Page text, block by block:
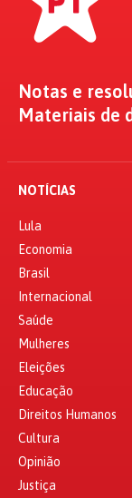
Notas e
Materiais de
NOTÍCIAS
Lula
Economia
Brasil
Internacional
Saúde
Mulheres
Eleições
Educação
Direitos Humanos
Cultura
Opinião
Justiça